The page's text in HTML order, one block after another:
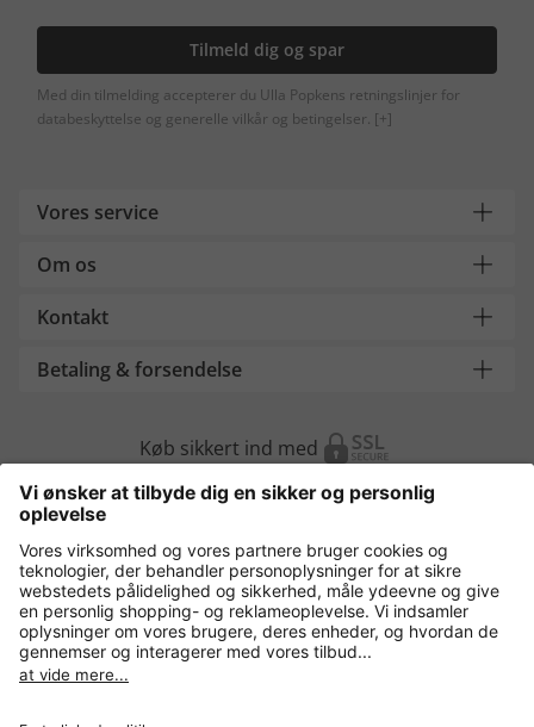
Tilmeld dig og spar
Med din tilmelding accepterer du Ulla Popkens retningslinjer for
databeskyttelse og generelle vilkår og betingelser. [+]
Vores service
Om os
Kontakt
Betaling & forsendelse
Køb sikkert ind med
Flere webshops
Danmark